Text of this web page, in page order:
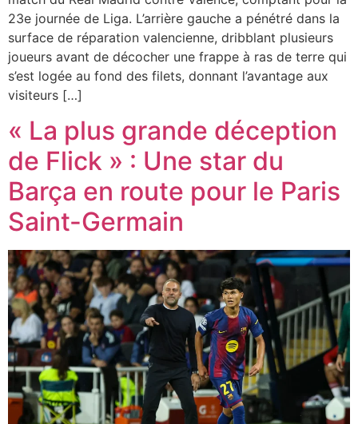
23e journée de Liga. L’arrière gauche a pénétré dans la
surface de réparation valencienne, dribblant plusieurs
joueurs avant de décocher une frappe à ras de terre qui
s’est logée au fond des filets, donnant l’avantage aux
visiteurs […]
« La plus grande déception
de Flick » : Une star du
Barça en route pour le Paris
Saint-Germain